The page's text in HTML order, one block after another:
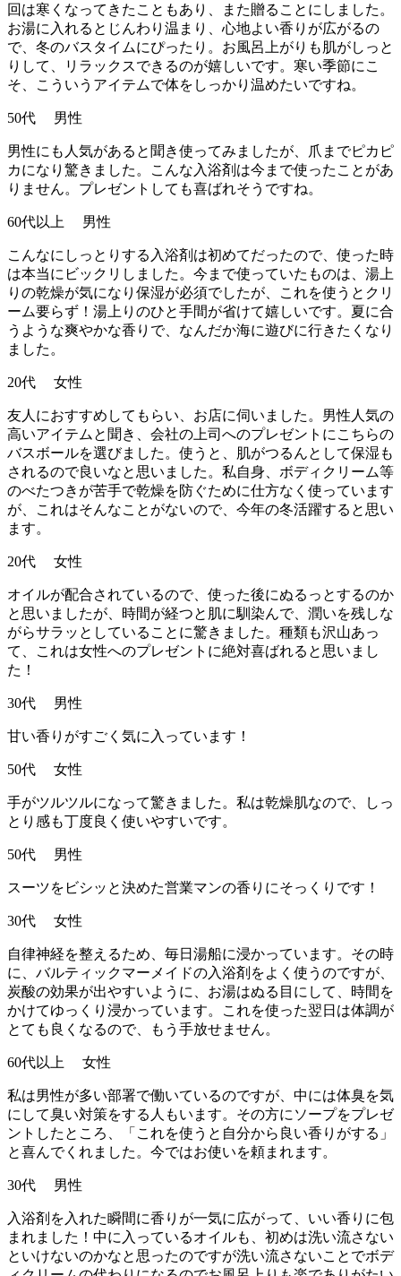
回は寒くなってきたこともあり、また贈ることにしました。
お湯に入れるとじんわり温まり、心地よい香りが広がるの
で、冬のバスタイムにぴったり。お風呂上がりも肌がしっと
りして、リラックスできるのが嬉しいです。寒い季節にこ
そ、こういうアイテムで体をしっかり温めたいですね。
50代 男性
男性にも人気があると聞き使ってみましたが、爪までピカピ
カになり驚きました。こんな入浴剤は今まで使ったことがあ
りません。プレゼントしても喜ばれそうですね。
60代以上 男性
こんなにしっとりする入浴剤は初めてだったので、使った時
は本当にビックリしました。今まで使っていたものは、湯上
りの乾燥が気になり保湿が必須でしたが、これを使うとクリ
ーム要らず！湯上りのひと手間が省けて嬉しいです。夏に合
うような爽やかな香りで、なんだか海に遊びに行きたくなり
ました。
20代 女性
友人におすすめしてもらい、お店に伺いました。男性人気の
高いアイテムと聞き、会社の上司へのプレゼントにこちらの
バスボールを選びました。使うと、肌がつるんとして保湿も
されるので良いなと思いました。私自身、ボディクリーム等
のべたつきが苦手で乾燥を防ぐために仕方なく使っています
が、これはそんなことがないので、今年の冬活躍すると思い
ます。
20代 女性
オイルが配合されているので、使った後にぬるっとするのか
と思いましたが、時間が経つと肌に馴染んで、潤いを残しな
がらサラッとしていることに驚きました。種類も沢山あっ
て、これは女性へのプレゼントに絶対喜ばれると思いまし
た！
30代 男性
甘い香りがすごく気に入っています！
50代 女性
手がツルツルになって驚きました。私は乾燥肌なので、しっ
とり感も丁度良く使いやすいです。
50代 男性
スーツをビシッと決めた営業マンの香りにそっくりです！
30代 女性
自律神経を整えるため、毎日湯船に浸かっています。その時
に、バルティックマーメイドの入浴剤をよく使うのですが、
炭酸の効果が出やすいように、お湯はぬる目にして、時間を
かけてゆっくり浸かっています。これを使った翌日は体調が
とても良くなるので、もう手放せません。
60代以上 女性
私は男性が多い部署で働いているのですが、中には体臭を気
にして臭い対策をする人もいます。その方にソープをプレゼ
ントしたところ、「これを使うと自分から良い香りがする」
と喜んでくれました。今ではお使いを頼まれます。
30代 男性
入浴剤を入れた瞬間に香りが一気に広がって、いい香りに包
まれました！中に入っているオイルも、初めは洗い流さない
といけないのかなと思ったのですが洗い流さないことでボデ